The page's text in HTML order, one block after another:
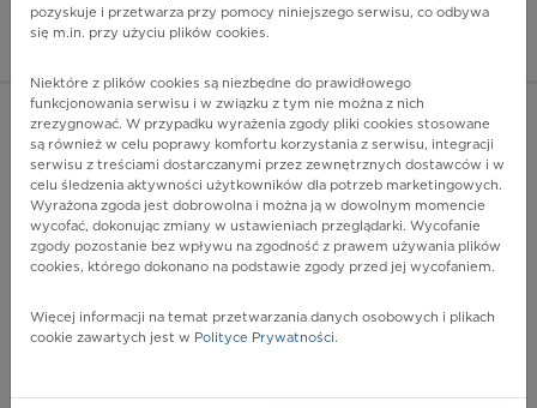
Pharmindex - lider
ZALOGUJ SIĘ
POKAŻ FILTRY
Pharmindex
pozyskuje i przetwarza przy pomocy niniejszego serwisu, co odbywa
się m.in. przy użyciu plików cookies.
Niektóre z plików cookies są niezbędne do prawidłowego
funkcjonowania serwisu i w związku z tym nie można z nich
zrezygnować. W przypadku wyrażenia zgody pliki cookies stosowane
są również w celu poprawy komfortu korzystania z serwisu, integracji
serwisu z treściami dostarczanymi przez zewnętrznych dostawców i w
celu śledzenia aktywności użytkowników dla potrzeb marketingowych.
Wyrażona zgoda jest dobrowolna i można ją w dowolnym momencie
wycofać, dokonując zmiany w ustawieniach przeglądarki. Wycofanie
zgody pozostanie bez wpływu na zgodność z prawem używania plików
cookies, którego dokonano na podstawie zgody przed jej wycofaniem.
Więcej informacji na temat przetwarzania danych osobowych i plikach
cookie zawartych jest w Polityce Prywatności.